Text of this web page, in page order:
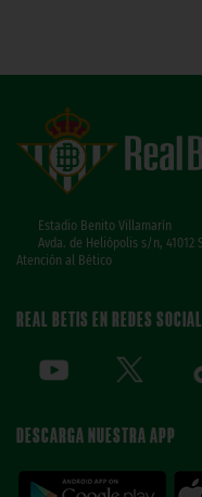
Estadio Benito Villamarín
Avda. de Heliópolis s/n, 41012
Atención al Bético
REAL BETIS EN REDES
DESCARGA NUESTRA APP